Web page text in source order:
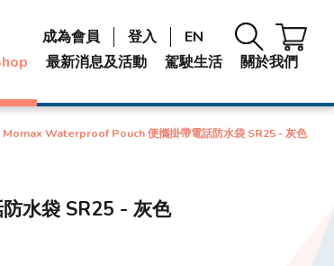
最新消息及活動 駕駛生活 關於我們
成為會員 登入 EN
Momax Waterproof Pouch 便攜掛帶電話防水袋 SR25 - 灰色
水袋 SR25 - 灰色